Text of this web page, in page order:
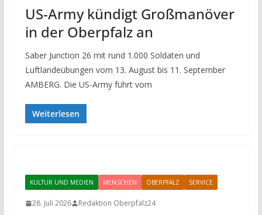
US-Army kündigt Großmanöver
in der Oberpfalz an
Saber Junction 26 mit rund 1.000 Soldaten und
Luftlandeübungen vom 13. August bis 11. September
AMBERG. Die US-Army führt vom
Weiterlesen
KULTUR UND MEDIEN MENSCHEN OBERPFALZ SERVICE
28. Juli 2026 Redaktion Oberpfalz24